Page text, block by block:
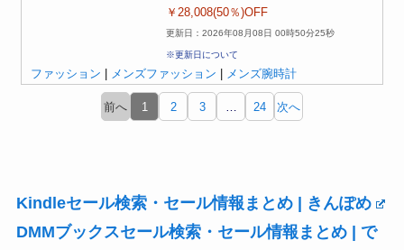
￥28,008(50％)OFF
更新日：2026年08月08日 00時50分25秒
※更新日について
ファッション メンズファッション メンズ腕時計
前へ 1 2 3 … 24 次へ
Kindleセール検索・セール情報まとめ | きんぽめ
DMMブックスセール検索・セール情報まとめ | で